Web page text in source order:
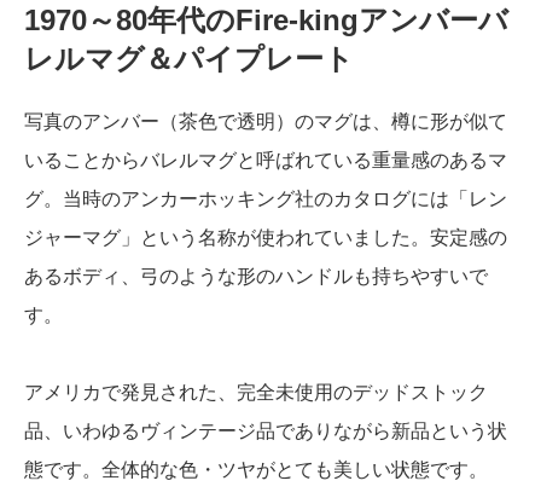
1970～80年代のFire-kingアンバーバ
レルマグ＆パイプレート
写真のアンバー（茶色で透明）のマグは、樽に形が似て
いることからバレルマグと呼ばれている重量感のあるマ
グ。当時のアンカーホッキング社のカタログには「レン
ジャーマグ」という名称が使われていました。安定感の
あるボディ、弓のような形のハンドルも持ちやすいで
す。
アメリカで発見された、完全未使用のデッドストック
品、いわゆるヴィンテージ品でありながら新品という状
態です。全体的な色・ツヤがとても美しい状態です。